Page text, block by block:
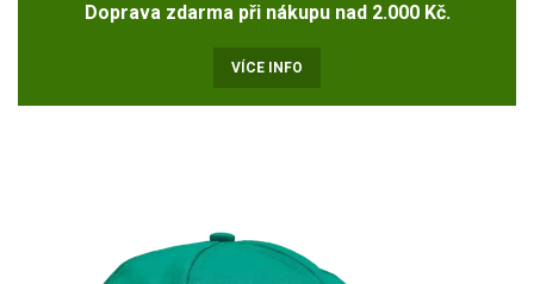
Doprava zdarma při nákupu nad 2.000 Kč.
VÍCE INFO